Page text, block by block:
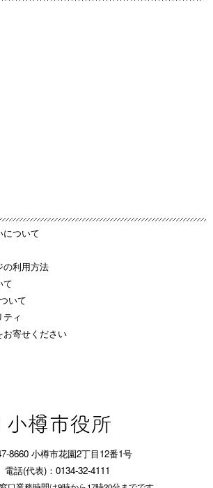
について
の利用方法
て
いて
ティ
お寄せください
8660 小樽市花園2丁目12番1号
電話(代表)：0134-32-4111